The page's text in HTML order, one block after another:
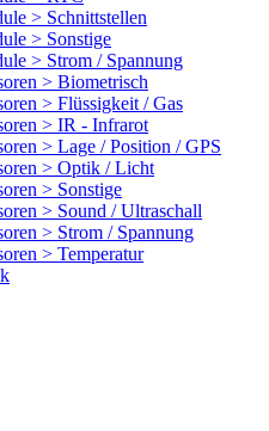
> Schnittstellen
> Sonstige
> Strom / Spannung
> Biometrisch
> Flüssigkeit / Gas
> IR - Infrarot
> Lage / Position / GPS
> Optik / Licht
> Sonstige
> Sound / Ultraschall
> Strom / Spannung
> Temperatur